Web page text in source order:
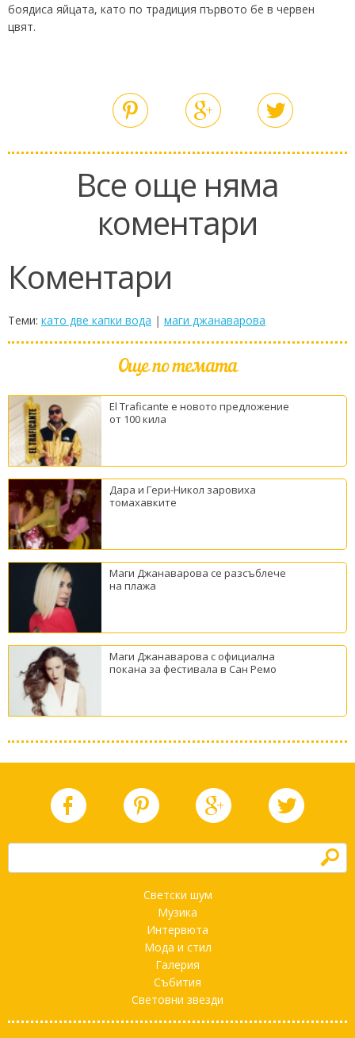
боядиса яйцата, като по традиция първото бе в червен
цвят.
Все още няма
коментари
Коментари
Теми: като две капки вода | маги джанаварова
Още по темата
El Traficante е новото предложение
от 100 кила
Дара и Гери-Никол заровиха
томахавките
Маги Джанаварова се разсъблече
на плажа
Маги Джанаварова с официална
покана за фестивала в Сан Ремо
h
Светски шум
Музика
Интервюта
Мода и стил
Галерия
Събития
Световни звезди